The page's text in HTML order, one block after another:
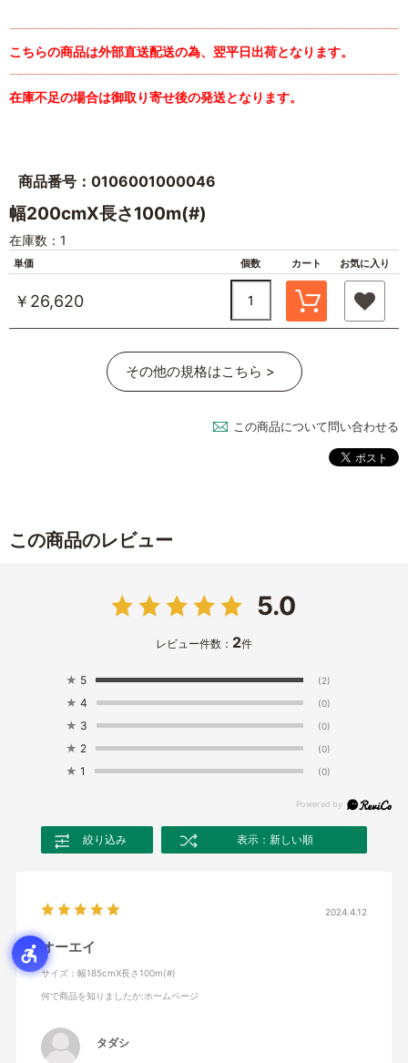
こちらの商品は外部直送配送の為、翌平日出荷となります。
在庫不足の場合は御取り寄せ後の発送となります。
商品番号：0106001000046
幅200cmX長さ100m(#)
在庫数：1
単価 個数 カート お気に入り
￥26,620
その他の規格はこちら >
この商品について問い合わせる
この商品のレビュー
5.0
レビュー件数： 2件
★ 5 (2)
★ 4 (0)
★ 3 (0)
★ 2 (0)
★ 1 (0)
絞り込み 表示：新しい順
2024.4.12
オーエイ
サイズ：幅185cmX長さ100m(#)
何で商品を知りましたか:ホームページ
タダシ